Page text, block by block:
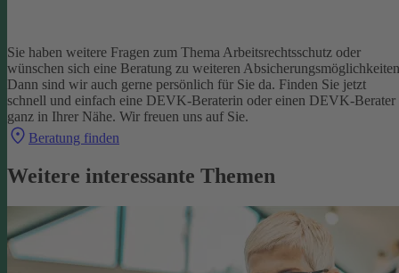
Sie haben weitere Fragen zum Thema Arbeitsrechtsschutz oder
wünschen sich eine Beratung zu weiteren
Dann sind wir auch gerne persönlich für Sie da. Finden Sie jetzt
schnell und einfach eine DEVK-Beraterin oder einen DEVK-Berater
ganz in Ihrer Nähe. Wir freuen uns auf Sie.
Beratung finden
Weitere interessante Themen